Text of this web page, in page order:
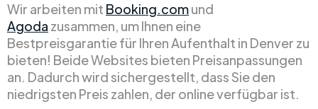
Wir arbeiten mit Booking.comund
Agoda zusammen, um Ihnen eine
Bestpreisgarantie für Ihren Aufenthalt in Denver zu
bieten! Beide Websites bieten Preisanpassungen
an. Dadurch wird sichergestellt, dass Sie den
niedrigsten Preis zahlen, der online verfügbar ist.